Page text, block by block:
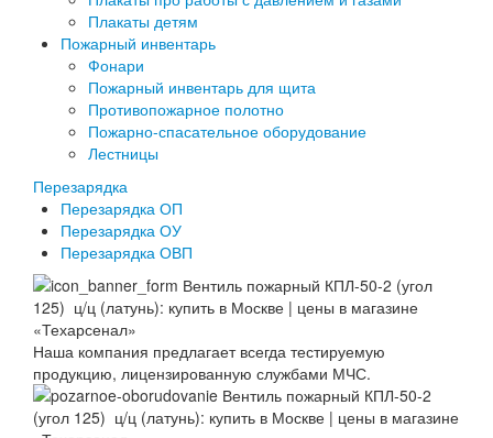
Плакаты детям
Пожарный инвентарь
Фонари
Пожарный инвентарь для щита
Противопожарное полотно
Пожарно-спасательное оборудование
Лестницы
Перезарядка
Перезарядка ОП
Перезарядка ОУ
Перезарядка ОВП
Наша компания предлагает всегда тестируемую
продукцию, лицензированную службами МЧС.